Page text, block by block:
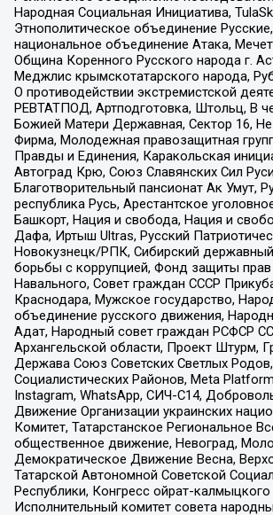
Народная Социальная Инициатива,
Этнополитическое объединение
национальное объединение Атака,
Община Коренного Русского народа г.
Меджлис крымскотатарского народа,
О противодействии экстремистской
РЕВТАТПОД, Артподготовка, Штольц, В
Божией Матери Державная, Сектор 16,
Фирма, Молодежная правозащитная
Правды и Единения, Каракольская
Автоград Крю, Союз Славянских Сил
Благотворительный пансионат Ак Умут,
республика Русь, Арестантское
Башкорт, Нация и свобода, Нация и
Дафа, Иртыш Ultras, Русский
Новокузнецк/РПК, Сибирский
борьбы с коррупцией, Фонд защиты
Навального, Совет граждан СССР
Краснодара, Мужское государство,
объединение русского движения,
Адат, Народный совет граждан РСФСР
Архангельской области, Проект Штурм,
Держава Союз Советских Светлых
Социалистических Районов, Meta
Instagram, WhatsApp, СИЧ-С14,
Движение Организации украинских
Комитет, Татарстанское Региональное
общественное движение, Невоград,
Демократическое Движение Весна,
Татарской Автономной Советской
Республики, Конгресс ойрат-калмыцкого
Исполнительный комитет совета